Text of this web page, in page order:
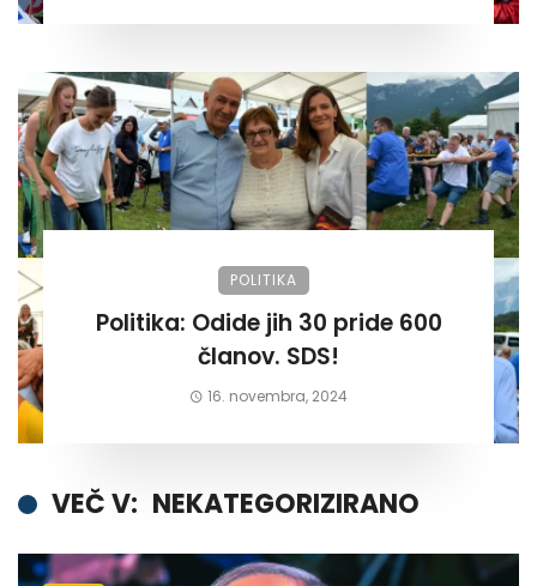
POLITIKA
Politika: Odide jih 30 pride 600
članov. SDS!
16. novembra, 2024
VEČ V: NEKATEGORIZIRANO